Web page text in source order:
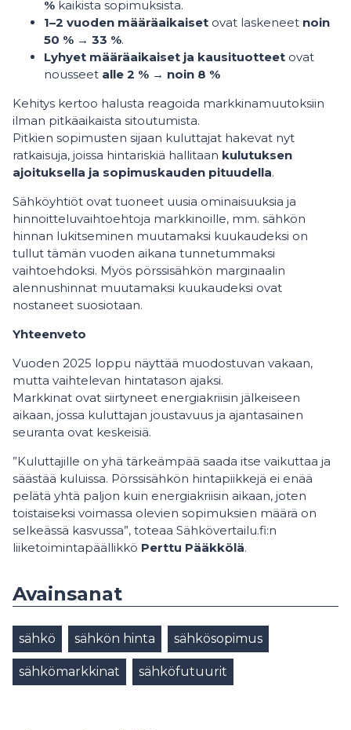
% kaikista sopimuksista.
1–2 vuoden määräaikaiset ovat laskeneet noin
50 % → 33 %.
Lyhyet määräaikaiset ja kausituotteet ovat
nousseet alle 2 % → noin 8 %
Kehitys kertoo halusta reagoida markkinamuutoksiin
ilman pitkäaikaista sitoutumista.
Pitkien sopimusten sijaan kuluttajat hakevat nyt
ratkaisuja, joissa hintariskiä hallitaan kulutuksen
ajoituksella ja sopimuskauden pituudella.
Sähköyhtiöt ovat tuoneet uusia ominaisuuksia ja
hinnoitteluvaihtoehtoja markkinoille, mm. sähkön
hinnan lukitseminen muutamaksi kuukaudeksi on
tullut tämän vuoden aikana tunnetummaksi
vaihtoehdoksi. Myös pörssisähkön marginaalin
alennushinnat muutamaksi kuukaudeksi ovat
nostaneet suosiotaan.
Yhteenveto
Vuoden 2025 loppu näyttää muodostuvan vakaan,
mutta vaihtelevan hintatason ajaksi.
Markkinat ovat siirtyneet energiakriisin jälkeiseen
aikaan, jossa kuluttajan joustavuus ja ajantasainen
seuranta ovat keskeisiä.
”Kuluttajille on yhä tärkeämpää saada itse vaikuttaa ja
säästää kuluissa. Pörssisähkön hintapiikkejä ei enää
pelätä yhtä paljon kuin energiakriisin aikaan, joten
toistaiseksi voimassa olevien sopimuksien määrä on
selkeässä kasvussa”, toteaa Sähkövertailu.fi:n
liiketoimintapäällikkö Perttu Pääkkölä.
Avainsanat
sähkö sähkön hinta sähkösopimus
sähkömarkkinat sähköfutuurit